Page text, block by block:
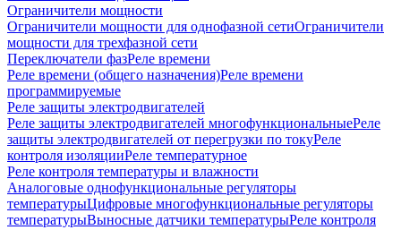
Ограничители мощности
Ограничители мощности для однофазной сетиОграничители
мощности для трехфазной сети
Переключатели фазРеле времени
Реле времени (общего назначения)Реле времени
программируемые
Реле защиты электродвигателей
Реле защиты электродвигателей многофункциональныеРеле
защиты электродвигателей от перегрузки по токуРеле
контроля изоляцииРеле температурное
Реле контроля температуры и влажности
Аналоговые однофункциональные регуляторы
температурыЦифровые многофункциональные регуляторы
температурыВыносные датчики температурыРеле контроля